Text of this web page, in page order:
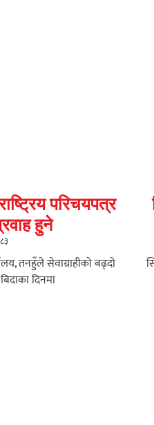
परिचयपत्र
हुने
तनहुँले सेवाग्राहीको बढ्दो
दिनमा